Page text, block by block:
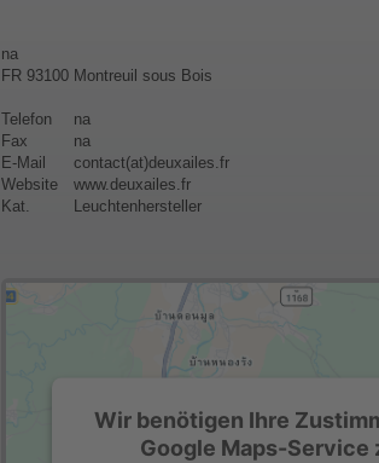
na
FR 93100 Montreuil sous Bois
Telefon
na
Fax
na
E-Mail
contact(at)deuxailes.fr
Website
www.deuxailes.fr
Kat.
Leuchtenhersteller
Wir benötigen Ihre
Google Maps-Service